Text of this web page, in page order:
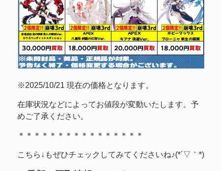
※2025/10/21 現在の価格となります。
在庫状況などによってお値段が変動いたします。予
めご了承ください。
＊＊＊＊＊＊＊＊＊＊＊＊＊＊＊＊
こちら↓もぜひチェックしてみてくださいね♪(*´▽｀*)